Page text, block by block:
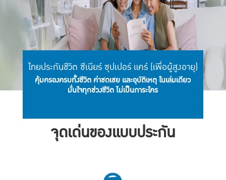
ไทยประกันชีวิต ซีเนียร์ ซุปเปอร์ แคร์ (เพื่อผู้สูงอายุ)
คุ้มครองครบทั้งชีวิต ค่าชดเชย และอุบัติเหตุ ในเล่มเดียว
มั่นใจทุกช่วงชีวิต ไม่เป็นภาระใคร
จุดเด่นของแบบประกัน